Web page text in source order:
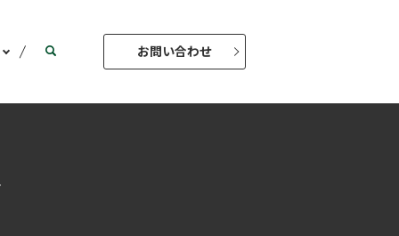
お問い合わせ